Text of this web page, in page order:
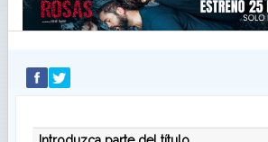
IDENTIFICARSE
INTRODUZCA PARTE DEL TÍTULO